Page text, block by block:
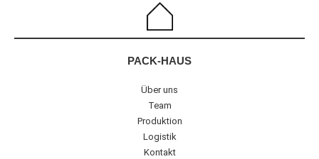
PACK-HAUS
Über uns
Team
Produktion
Logistik
Kontakt